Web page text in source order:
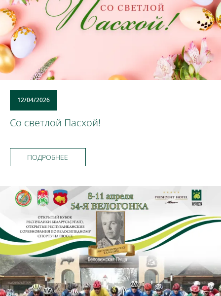
12/04/2026
Со светлой Пасхой!
ПОДРОБНЕЕ